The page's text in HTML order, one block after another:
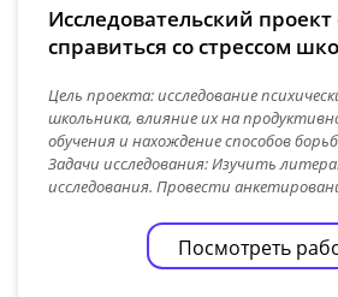
Исследовательский проект
справиться со стрессом
Цель проекта: исследование
школьника, влияние их на
обучения и нахождение способов
Задачи исследования: Изучить
исследования. Провести
Посмотреть